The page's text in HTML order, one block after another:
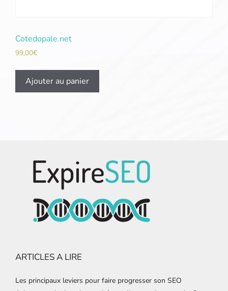
Cotedopale.net
99,00€
Ajouter au panier
ARTICLES A LIRE
Les principaux leviers pour faire progresser son SEO